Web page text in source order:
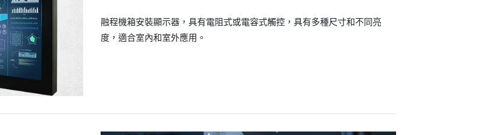
融程機箱安裝顯示器，具有電阻式或電容式觸控，具有多種尺寸和不同亮
度，適合室內和室外應用。